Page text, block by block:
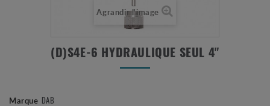
Agrandir l'image
(D)S4E-6 HYDRAULIQUE SEUL 4"
Marque DAB